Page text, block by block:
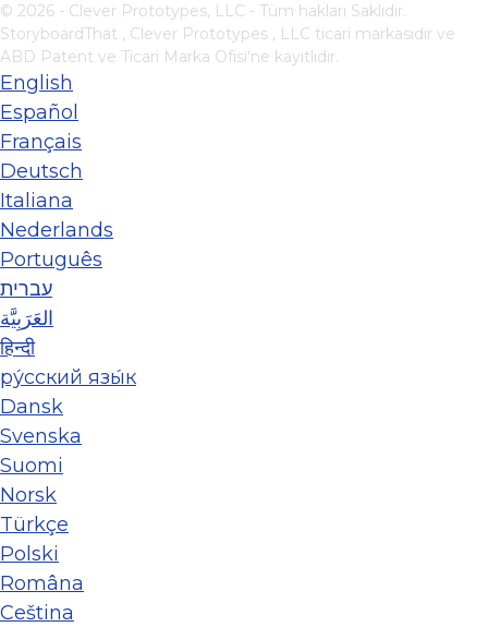
© 2026 - Clever Prototypes, LLC - Tüm hakları Saklıdır.
StoryboardThat , Clever Prototypes , LLC ticari markasıdır ve
ABD Patent ve Ticari Marka Ofisi'ne kayıtlıdır.
English
Español
Français
Deutsch
Italiana
Nederlands
Português
עברית
العَرَبِيَّة
हिन्दी
ру́сский язы́к
Dansk
Svenska
Suomi
Norsk
Türkçe
Polski
Româna
Ceština